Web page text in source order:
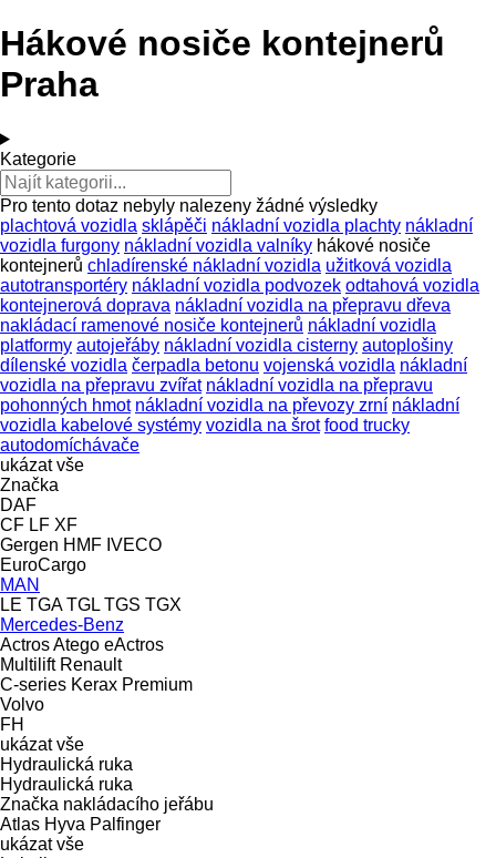
Hákové nosiče kontejnerů
Praha
Kategorie
Pro tento dotaz nebyly nalezeny žádné výsledky
plachtová vozidla sklápěči nákladní vozidla plachty nákladní
vozidla furgony nákladní vozidla valníky hákové nosiče
kontejnerů chladírenské nákladní vozidla užitková vozidla
autotransportéry nákladní vozidla podvozek odtahová vozidla
kontejnerová doprava nákladní vozidla na přepravu dřeva
nakládací ramenové nosiče kontejnerů nákladní vozidla
platformy autojeřáby nákladní vozidla cisterny autoplošiny
dílenské vozidla čerpadla betonu vojenská vozidla nákladní
vozidla na přepravu zvířat nákladní vozidla na přepravu
pohonných hmot nákladní vozidla na převozy zrní nákladní
vozidla kabelové systémy vozidla na šrot food trucky
autodomíchávače
ukázat vše
Značka
DAF
CF LF XF
Gergen HMF IVECO
EuroCargo
MAN
LE TGA TGL TGS TGX
Mercedes-Benz
ActrosAtego eActros
Multilift Renault
C-series Kerax Premium
Volvo
FH
ukázat vše
Hydraulická ruka
Hydraulická ruka
Značka nakládacího jeřábu
Atlas Hyva Palfinger
ukázat vše